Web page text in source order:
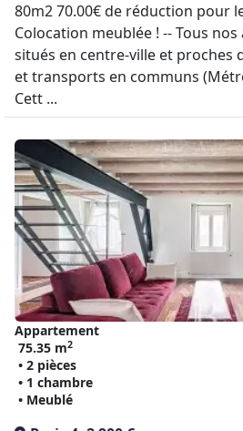
80m2 70.00€ de réduction pour
Colocation meublée ! -- Tous
situés en centre-ville et proches
et transports en communs
Cett ...
Appartement
75.35 m2
• 2 pièces
• 1 chambre
• Meublé